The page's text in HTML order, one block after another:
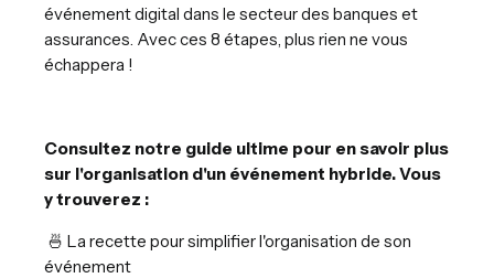
événement digital dans le secteur des banques et
assurances. Avec ces 8 étapes, plus rien ne vous
échappera !
Consultez notre guide ultime pour en savoir plus
sur l'organisation d'un événement hybride.Vous
y trouverez :
🍜 La recette pour simplifier l'organisation de son
événement